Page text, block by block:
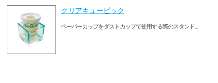
クリアキュービック
ペーパーカップをダストカップで使用する際のスタンド...